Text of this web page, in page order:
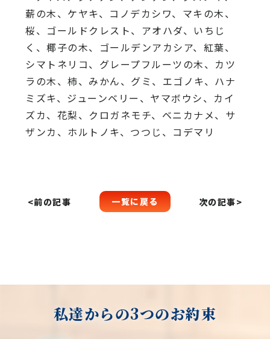
薪の木、ケヤキ、コノデカシワ、マキの木、
桜、ゴールドクレスト、アオハダ、いちじ
く、椰子の木、ゴールデンアカシア、紅葉、
シマトネリコ、グレープフルーツの木、カツ
ラの木、柿、みかん、グミ、エゴノキ、ハナ
ミズキ、ジューンベリー、ヤマボウシ、カイ
ズカ、花梨、クロガネモチ、ベニカナメ、サ
ザンカ、ホルトノキ、つつじ、コデマリ
<前の記事 一覧に戻る 次の記事>
私達からの3つのお約束